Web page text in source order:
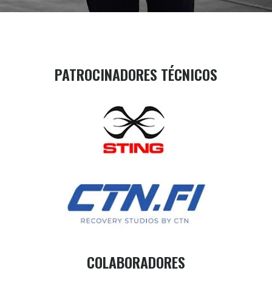
PATROCINADORES TÉCNICOS
COLABORADORES